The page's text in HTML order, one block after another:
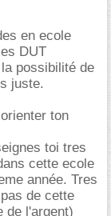
en ecole
DUT
possibilité de
juste.
ton
toi tres
cette ecole
année. Tres
de cette
de l'argent)